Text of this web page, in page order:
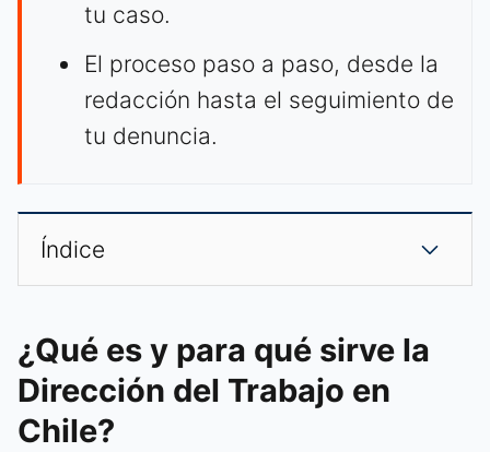
tu caso.
El proceso paso a paso, desde la
redacción hasta el seguimiento de
tu denuncia.
Índice
¿Qué es y para qué sirve la
Dirección del Trabajo en
Chile?